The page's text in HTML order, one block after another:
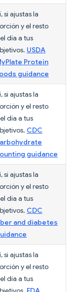
si ajustas la
y el resto
día a tus
USDA
Protein
guidance
si ajustas la
y el resto
día a tus
CDC
guidance
si ajustas la
y el resto
día a tus
CDC
and diabetes
si ajustas la
y el resto
día a tus